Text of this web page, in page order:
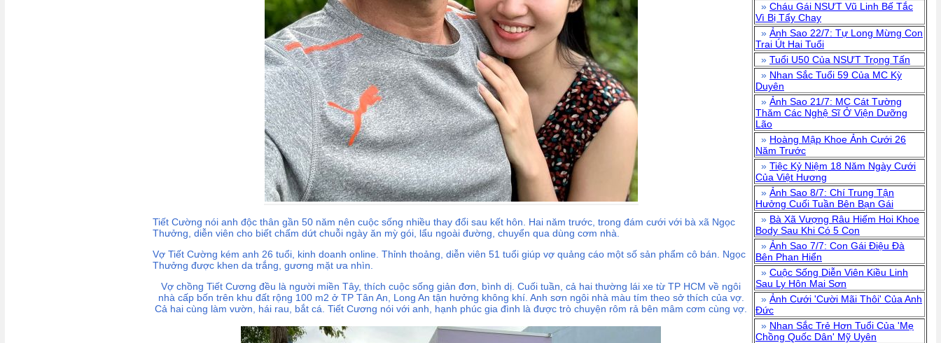
Tiết Cường nói anh độc thân gần 50 năm nên cuộc sống nhiều thay đổi sau kết hôn. Hai năm trước, trong đám cưới với bà xã Ngọc
Thưởng, diễn viên cho biết chấm dứt chuỗi ngày ăn mỳ gói, lẩu ngoài đường, chuyển qua dùng cơm nhà.
Vợ Tiết Cường kém anh 26 tuổi, kinh doanh online. Thỉnh thoảng, diễn viên 51 tuổi giúp vợ quảng cáo một số sản phẩm cô bán. Ngọc
Thưởng được khen da trắng, gương mặt ưa nhìn.
Vợ chồng Tiết Cương đều là người miền Tây, thích cuộc sống giản đơn, bình dị. Cuối tuần, cả hai thường lái xe từ TP HCM về ngôi
nhà cấp bốn trên khu đất rộng 100 m2 ở TP Tân An, Long An tận hưởng không khí. Anh sơn ngôi nhà màu tím theo sở thích của vợ.
Cả hai cùng làm vườn, hái rau, bắt cá. Tiết Cương nói với anh, hạnh phúc gia đình là được trò chuyện rôm rả bên mâm cơm cùng vợ.
» Cháu Gái NSƯT Vũ Linh Bế Tắc
Vì Bị Tẩy Chay
» Ảnh Sao 22/7: Tự Long Mừng Con
Trai Út Hai Tuổi
» Tuổi U50 Của NSƯT Trọng Tấn
» Nhan Sắc Tuổi 59 Của MC Kỳ
Duyên
» Ảnh Sao 21/7: MC Cát Tường
Thăm Các Nghệ Sĩ Ở Viện Dưỡng
Lão
» Hoàng Mập Khoe Ảnh Cưới 26
Năm Trước
» Tiệc Kỷ Niệm 18 Năm Ngày Cưới
Của Việt Hương
» Ảnh Sao 8/7: Chí Trung Tận
Hưởng Cuối Tuần Bên Bạn Gái
» Bà Xã Vượng Râu Hiếm Hoi Khoe
Body Sau Khi Có 5 Con
» Ảnh Sao 7/7: Con Gái Điệu Đà
Bên Phan Hiển
» Cuộc Sống Diễn Viên Kiều Linh
Sau Ly Hôn Mai Sơn
» Ảnh Cưới 'Cười Mãi Thôi' Của Anh
Đức
» Nhan Sắc Trẻ Hơn Tuổi Của 'Mẹ
Chồng Quốc Dân' Mỹ Uyên